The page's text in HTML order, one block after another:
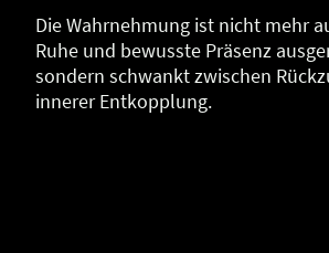
Die Wahrnehmung ist nicht mehr
Ruhe und bewusste Präsenz
sondern schwankt zwischen
innerer Entkopplung.